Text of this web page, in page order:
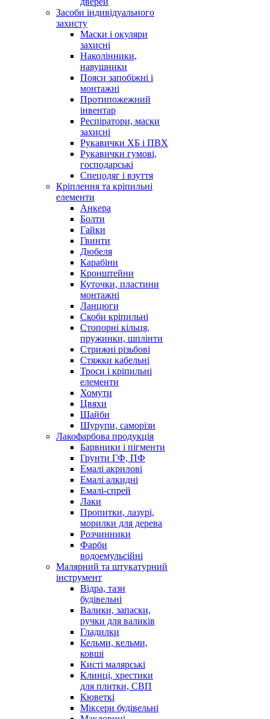
Засоби індивідуального
захисту
Маски і окуляри
захисні
Наколінники,
навушники
Пояси запобіжні і
монтажні
Протипожежний
інвентар
Респіратори, маски
захисні
Рукавички ХБ і ПВХ
Рукавички гумові,
господарські
Спецодяг і взуття
Кріплення та кріпильні
елементи
Анкера
Болти
Гайки
Гвинти
Дюбеля
Карабіни
Кронштейни
Куточки, пластини
монтажні
Ланцюги
Скоби кріпильні
Стопорні кільця,
пружинки, шплінти
Стрижні різьбові
Стяжки кабельні
Троси і кріпильні
елементи
Хомути
Цвяхи
Шайби
Шурупи, саморізи
Лакофарбова продукція
Барвники і пігменти
Грунти ГФ, ПФ
Емалі акрилові
Емалі алкидні
Емалі-спрей
Лаки
Пропитки, лазурі,
морилки для дерева
Розчинники
Фарби
водоемульсійні
Малярний та штукатурний
інструмент
Відра, тази
будівельні
Валики, запаски,
ручки для валиків
Гладилки
Кельми, кельми,
ковші
Кисті малярські
Клинці, хрестики
для плитки, СВП
Кюветкі
Міксери будівельні